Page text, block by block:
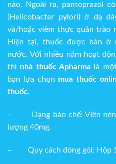
nào. Ngoài ra, pantoprazol
(Helicobacter pylori) ở dạ
và/hoặc viêm thực quản trào
Hiện tại, thuốc được bán ở
nước. Với nhiều năm hoạt
thì nhà thuốc Apharma là
bạn lựa chọn mua thuốc
thuốc.
–
Dạng bào chế: Viên
lượng 40mg.
– Quy cách đóng gói: Hộp